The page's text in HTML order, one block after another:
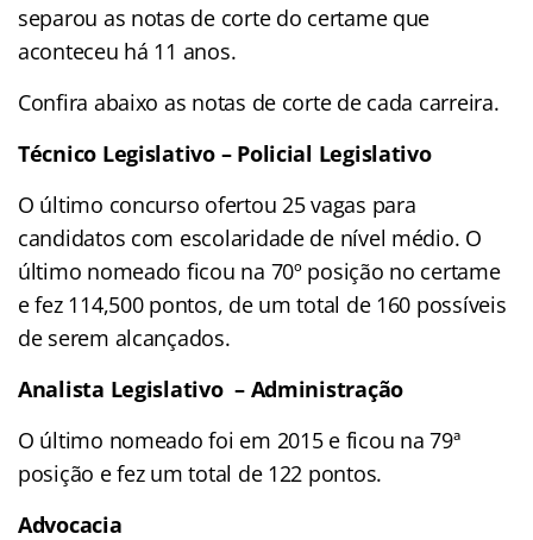
separou as notas de corte do certame que
aconteceu há 11 anos.
Confira abaixo as notas de corte de cada carreira.
Técnico Legislativo – Policial Legislativo
O último concurso ofertou 25 vagas para
candidatos com escolaridade de nível médio. O
último nomeado ficou na 70º posição no certame
e fez 114,500 pontos, de um total de 160 possíveis
de serem alcançados.
Analista Legislativo – Administração
O último nomeado foi em 2015 e ficou na 79ª
posição e fez um total de 122 pontos.
Advocacia